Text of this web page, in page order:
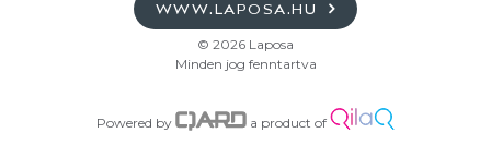
WWW.LAPOSA.HU
© 2026 Laposa
Minden jog fenntartva
Powered by a product of